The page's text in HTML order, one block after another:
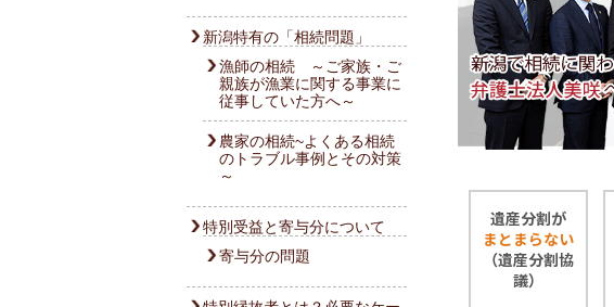
新潟特有の「相続問題」
漁師の相続 ～ご家族・ご
親族が漁業に関する事業に
従事していた方へ～
農家の相続~よくある相続
のトラブル事例とその対策
～
特別受益と寄与分について
寄与分の問題
遺産分割が
まとまらない
（遺産分割協
議）